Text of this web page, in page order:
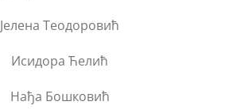
Јелена Теодоровић
Исидора Ћелић
Нађа Бошковић